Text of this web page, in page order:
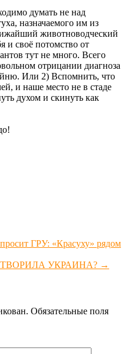
думать не над
назначаемого им из
животноводческий
и своё потомство от
тут не много. Всего
отрицании диагноза
Или 2) Вспомнить, что
и наше место не в стаде
духом и скинуть как
ГРУ: «Красуху» рядом
УКРАИНА? →
Обязательные поля